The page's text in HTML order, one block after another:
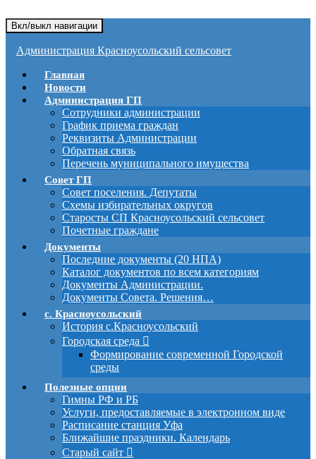
Вкл/выкл навигации
Администрация Красноусольский сельсовет
Главная
Новости
Администрация ГП
Сотрудники администрации
График приема граждан
Реквизиты Администрации
Обратная связь
Перечень муниципального имущества
Совет ГП
Совет поселения. Депутаты
Схемы избирательных округов
Старосты СП Красноусольский сельсовет
Почетные граждане
Документы
Последние документы (20 НПА)
Каталог документов по всем категориям
Документы Администрации.
Документы Совета. Решения…
с. Красноусольский
История с.Красноусольский
Городская среда
Формирование современной Городской
среды
Полезные опции
Гимны РФ и РБ
Услуги, предоставляемые в электронном виде
Расписание станция Уфа
Ближайшие праздники. Календарь
Старый сайт